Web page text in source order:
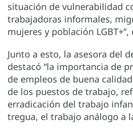
situación de vulnerabilidad
trabajadoras informales,
mujeres y población
Junto a esto, la asesora del
destacó “la importancia de
de empleos de buena
de los puestos de trabajo,
erradicación del trabajo
tregua, el trabajo análogo a